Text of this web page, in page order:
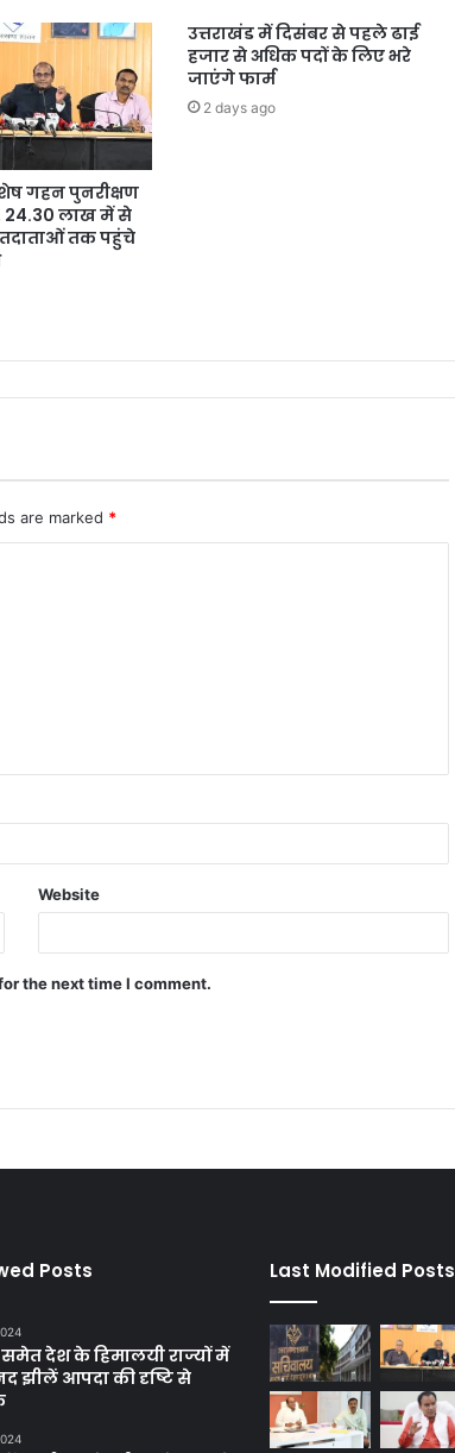
गहन पुनरीक्षण
24.30 लाख में से
तक पहुंचे
उत्तराखंड में दिसंबर से पहले ढाई
हजार से अधिक पदों के लिए भरे
जाएंगे फार्म
2 days ago
are marked *
Website
the next time I comment.
Posts
समेत देश के हिमालयी राज्यों में
झीलें आपदा की दृष्टि से
Last Modified Posts